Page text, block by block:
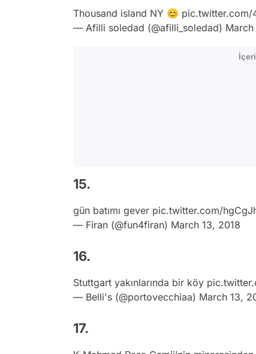
Thousand island NY 😊 pic.twitter.com/
— Afilli soledad (@afilli_soledad) March
15.
gün batımı gever pic.twitter.com/
— Firan (@fun4firan) March 13, 2018
16.
Stuttgart yakınlarında bir köy
— Belli's (@portovecchiaa) March 13,
17.